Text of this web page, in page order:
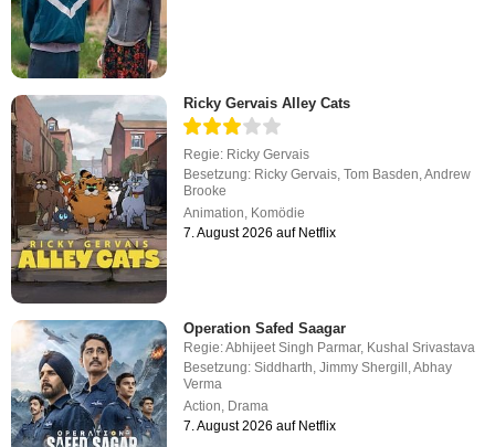
Ricky Gervais Alley Cats
Regie: Ricky Gervais
Besetzung: Ricky Gervais,Tom Basden,Andrew
Brooke
Animation, Komödie
7. August 2026 auf Netflix
Operation Safed Saagar
Regie:Abhijeet Singh Parmar, Kushal Srivastava
Besetzung:Siddharth ,Jimmy Shergill ,Abhay
Verma
Action Drama
7. August 2026 auf Netflix